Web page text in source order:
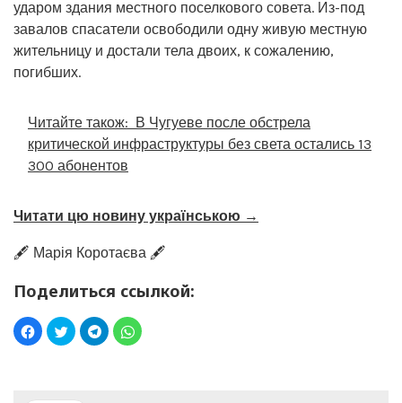
ударом здания местного поселкового совета. Из-под
завалов спасатели освободили одну живую местную
жительницу и достали тела двоих, к сожалению,
погибших.
Читайте також: В Чугуеве после обстрела
критической инфраструктуры без света остались 13
300 абонентов
Читати цю новину українською →
🖋️ Марія Коротаєва 🖋️
Поделиться ссылкой: